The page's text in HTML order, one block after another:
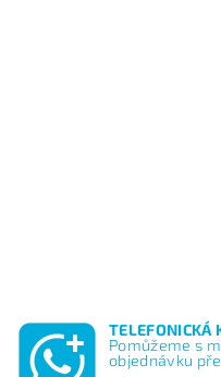
TELEFONICKÁ
Pomůžeme s
objednávku